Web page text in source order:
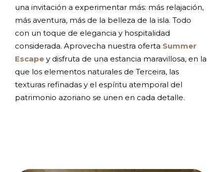
una invitación a experimentar más: más relajación,
más aventura, más de la belleza de la isla. Todo
con un toque de elegancia y hospitalidad
considerada. Aprovecha nuestra oferta Summer
Escape y disfruta de una estancia maravillosa, en la
que los elementos naturales de Terceira, las
texturas refinadas y el espíritu atemporal del
patrimonio azoriano se unen en cada detalle.